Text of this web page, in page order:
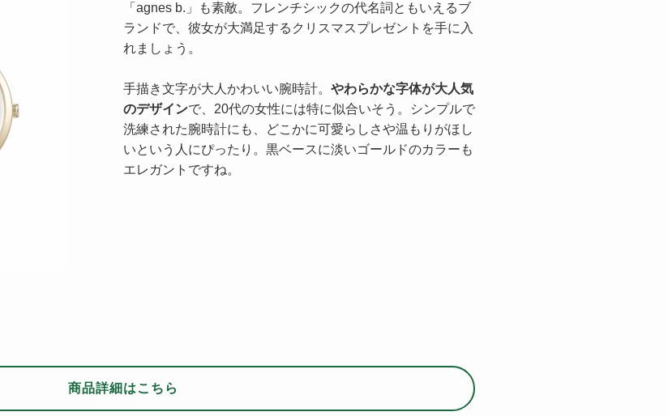
「agnes b.」も素敵。フレンチシックの代名詞ともいえるブ
ランドで、彼女が大満足するクリスマスプレゼントを手に入
れましょう。
手描き文字が大人かわいい腕時計。 やわらかな字体が大人気
のデザインで、20代の女性には特に似合いそう。シンプルで
洗練された腕時計にも、どこかに可愛らしさや温もりがほし
いという人にぴったり。黒ベースに淡いゴールドのカラーも
エレガントですね。
商品詳細はこちら